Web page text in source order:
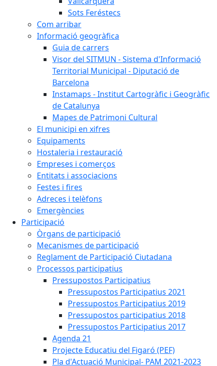
Sots Feréstecs
Com arribar
Informació geogràfica
Guia de carrers
Visor del SITMUN - Sistema d'Informació
Territorial Municipal - Diputació de
Barcelona
Instamaps - Institut Cartogràfic i Geogràfic
de Catalunya
Mapes de Patrimoni Cultural
El municipi en xifres
Equipaments
Hostaleria i restauració
Empreses i comerços
Entitats i associacions
Festes i fires
Adreces i telèfons
Emergències
Participació
Òrgans de participació
Mecanismes de participació
Reglament de Participació Ciutadana
Processos participatius
Pressupostos Participatius
Pressupostos Participatius 2021
Pressupostos Participatius 2019
Pressupostos participatius 2018
Pressupostos Participatius 2017
Agenda 21
Projecte Educatiu del Figaró (PEF)
Pla d'Actuació Municipal- PAM 2021-2023